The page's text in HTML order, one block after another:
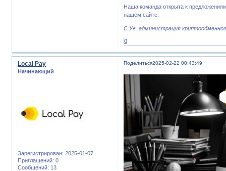
Наша команда открыта к
нашем сайте.
С Ув. администрация
0
Поделиться2025-02-22 00:43:49
Local Pay
Начинающий
Зарегистрирован: 2025-01-07
Приглашений: 0
Сообщений: 13